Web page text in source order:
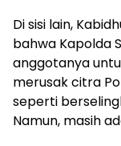
Di sisi lain,
bahwa Kapolda
anggotanya
merusak citra
seperti
Namun, masih